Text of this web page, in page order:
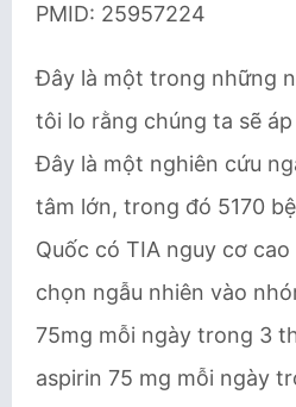
PMID: 25957224
Đây là một trong những
tôi lo rằng chúng ta sẽ
Đây là một nghiên cứu
tâm lớn, trong đó 5170
Quốc có TIA nguy cơ
chọn ngẫu nhiên vào
75mg mỗi ngày trong 3
aspirin 75 mg mỗi ngày